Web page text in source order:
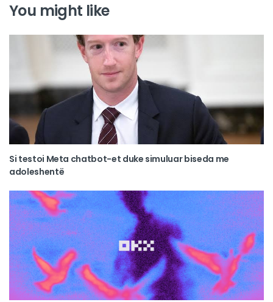
You might like
Si testoi Meta chatbot-et duke simuluar biseda me
adoleshentë